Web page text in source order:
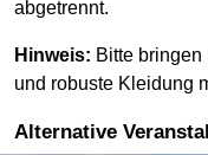
abgetrennt.
Hinweis: Bitte
und robuste Kleidung
Alternative